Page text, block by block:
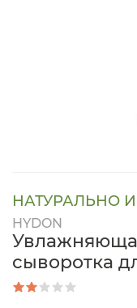
НАТУРАЛЬНО
HYDON
сыворотка